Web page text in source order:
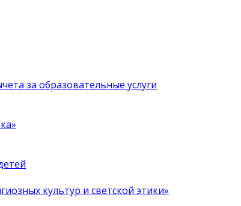
за образовательные услуги
культур и светской этики»